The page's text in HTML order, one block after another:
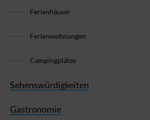
Ferienhäuser
Ferienwohnungen
Campingplätze
Sehenswürdigkeiten
Gastronomie